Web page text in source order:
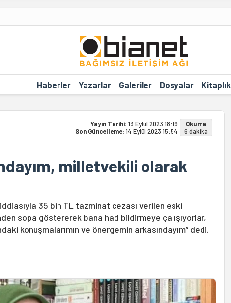
Haberler Yazarlar Galeriler Dosyalar Kitaplık
Yayın Tarihi: 13 Eylül 2023 18:19
Son Güncelleme: 14 Eylül 2023 15:54
Okuma
6 dakika
milletvekili olarak
iddiasıyla 35 bin TL tazminat cezası verilen eski
sopa göstererek bana had bildirmeye çalışıyorlar,
konuşmalarımın ve önergemin arkasındayım” dedi.